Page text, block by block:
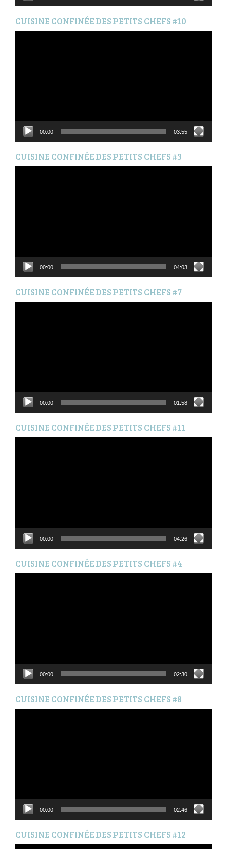
CUISINE CONFINÉE DES PETITS CHEFS #10
00:00 03:55
CUISINE CONFINÉE DES PETITS CHEFS #3
00:00 04:03
CUISINE CONFINÉE DES PETITS CHEFS #7
00:00 01:58
CUISINE CONFINÉE DES PETITS CHEFS #11
00:00 04:26
CUISINE CONFINÉE DES PETITS CHEFS #4
00:00 02:30
CUISINE CONFINÉE DES PETITS CHEFS #8
00:00 02:46
CUISINE CONFINÉE DES PETITS CHEFS #12